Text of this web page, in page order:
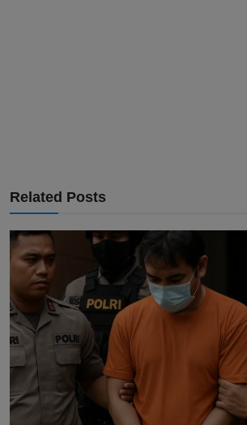
Related Posts